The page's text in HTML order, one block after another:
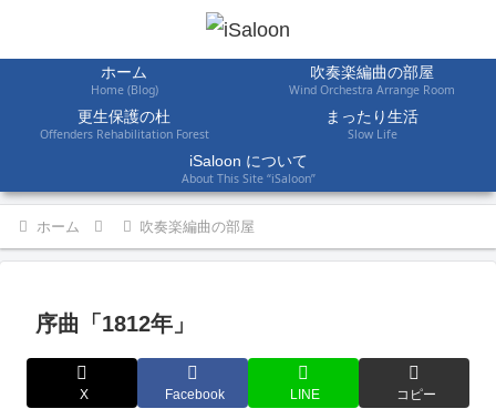
ホーム
Home (Blog)
吹奏楽編曲の部屋
Wind Orchestra Arrange Room
更生保護の杜
Offenders Rehabilitation Forest
まったり生活
Slow Life
iSaloon について
About This Site “iSaloon”
ホーム 吹奏楽編曲の部屋
序曲「1812年」
X Facebook LINE コピー